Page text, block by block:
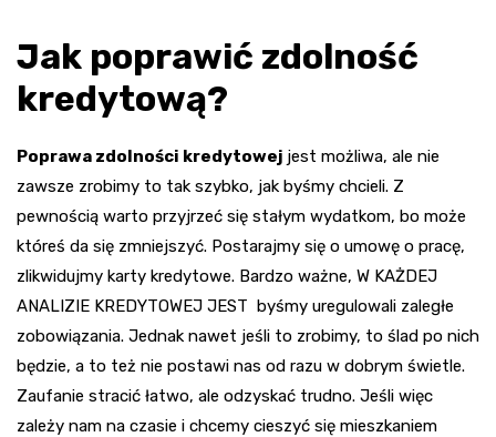
Jak poprawić zdolność
kredytową?
Poprawa zdolności kredytowej jest możliwa, ale nie
zawsze zrobimy to tak szybko, jak byśmy chcieli. Z
pewnością warto przyjrzeć się stałym wydatkom, bo może
któreś da się zmniejszyć. Postarajmy się o umowę o pracę,
zlikwidujmy karty kredytowe. Bardzo ważne, W KAŻDEJ
ANALIZIE KREDYTOWEJ JEST byśmy uregulowali zaległe
zobowiązania. Jednak nawet jeśli to zrobimy, to ślad po nich
będzie, a to też nie postawi nas od razu w dobrym świetle.
Zaufanie stracić łatwo, ale odzyskać trudno. Jeśli więc
zależy nam na czasie i chcemy cieszyć się mieszkaniem